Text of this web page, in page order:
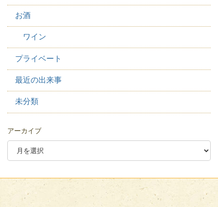
お酒
ワイン
プライベート
最近の出来事
未分類
アーカイブ